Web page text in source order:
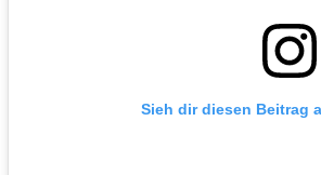
Sieh dir diesen Beitrag